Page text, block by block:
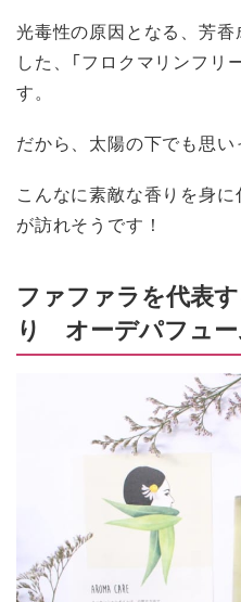
光毒性の原因となる、芳香
した、「フロクマリンフリ
す。
だから、太陽の下でも思い
こんなに素敵な香りを身
が訪れそうです！
ファファラを代表
り オーデパフュー